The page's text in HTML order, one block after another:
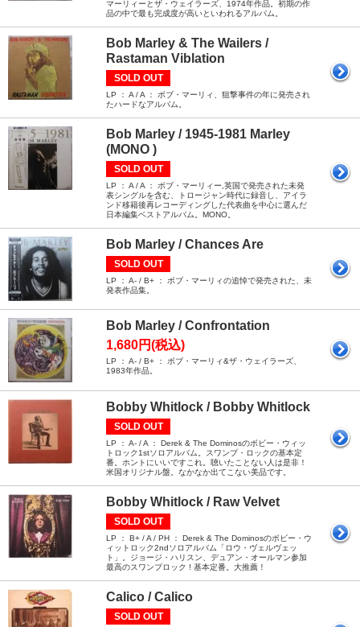
マーリィーとザ・ウェイラーズ、1974年作品。初期の作
品の中で最も完成度が高いといわれるアルバム。
Bob Marley & The Wailers /
Rastaman Viblation
SOLD OUT
LP ： A / A ： ボブ・マーリィ、狙撃事件の年に発売され
たハードなアルバム。
Bob Marley / 1945-1981 Marley
(MONO )
SOLD OUT
LP ： A / A ： ボブ・マーリィー,英国で発売された未発
表シングルを含む、トロージャン時代に録音し、アイラ
ンド移籍後再レコーディングした代表曲を中心に選んだ
日本編集ベストアルバム。MONO。
Bob Marley / Chances Are
SOLD OUT
LP ： A- / B+ ： ボブ・マーリィの追悼で発売された、未
発表作品集。
Bob Marley / Confrontation
1,680円(税込)
LP ： A- / B+ ： ボブ・マーリィ&ザ・ウェイラーズ、
1983年作品。
Bobby Whitlock / Bobby Whitlock
SOLD OUT
LP ： A- / A ： Derek & The Dominosのボビー・ウィッ
トロック1stソロアルバム。スワンプ・ロックの基本定
番。ホントにいいですこれ。聴いたことない人は是非！
米国オリジナル盤。なかなか出てこない美品です。
Bobby Whitlock / Raw Velvet
SOLD OUT
LP ： B+ / A / PH ： Derek & The Dominosのボビー・ウ
ィットロック2ndソロアルバム「ロウ・ヴェルヴェッ
ト」。ジョージ・ハリスン、デュアン・オールマン参加
最高のスワンプロック ! 基本定番。大推薦！
Calico / Calico
SOLD OUT